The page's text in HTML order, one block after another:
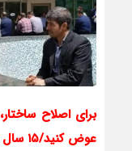
برای اصلاح
عوض کنید/۱۵ سال پیگیری بی نتیجه مانده است